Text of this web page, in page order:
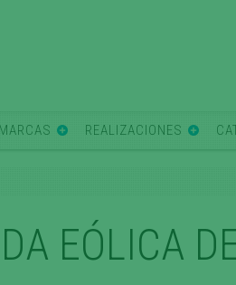
MARCAS REALIZACIONES
EÓLICA